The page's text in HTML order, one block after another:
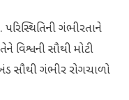
ગંભીરતાને
સૌથી મોટી
સૌથી ગંભીર રોગચાળો